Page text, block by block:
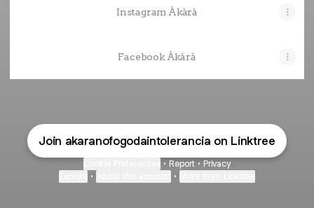
Instagram Àkàrà
Facebook Àkàrà
Join akaranofogodaintolerancia on Linktree
• Report • Privacy
• •